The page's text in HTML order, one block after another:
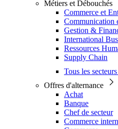
Métiers et Débouchés
Commerce et
Communication
Gestion &
International
Ressources
Supply Chain
Tous les secteurs
Offres d'alternance
Achat
Banque
Chef de secteur
Commerce